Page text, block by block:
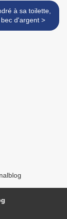
à sa toilette,
capucin bec d'argent >